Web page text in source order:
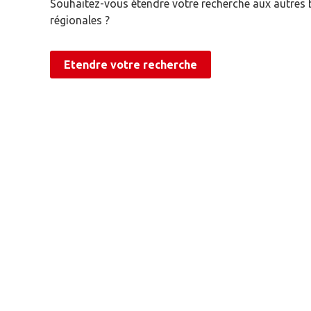
Souhaitez-vous étendre votre recherche aux autres
régionales ?
Etendre votre recherche